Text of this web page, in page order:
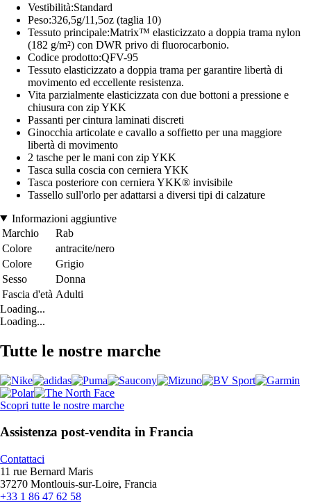
Vestibilità:Standard
Peso:326,5g/11,5oz (taglia 10)
Tessuto principale:Matrix™ elasticizzato a doppia trama nylon
(182 g/m²) con DWR privo di fluorocarbonio.
Codice prodotto:QFV-95
Tessuto elasticizzato a doppia trama per garantire libertà di
movimento ed eccellente resistenza.
Vita parzialmente elasticizzata con due bottoni a pressione e
chiusura con zip YKK
Passanti per cintura laminati discreti
Ginocchia articolate e cavallo a soffietto per una maggiore
libertà di movimento
2 tasche per le mani con zip YKK
Tasca sulla coscia con cerniera YKK
Tasca posteriore con cerniera YKK® invisibile
Tassello sull'orlo per adattarsi a diversi tipi di calzature
Informazioni aggiuntive
Marchio
Rab
Colore
antracite/nero
Colore
Grigio
Sesso
Donna
Fascia d'età Adulti
Loading...
Loading...
Tutte le nostre marche
Scopri tutte le nostre marche
Assistenza post-vendita in Francia
Contattaci
11 rue Bernard Maris
37270 Montlouis-sur-Loire, Francia
+33 1 86 47 62 58